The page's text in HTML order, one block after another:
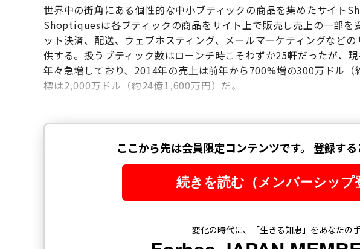
世界中の街角にある個性的な中小ブティックの商品を集めたサイト
Shoptiquesは各ブティックの商品をサイト上で販売し売上の一部を
ット決済、配送、ウェブホスティング、メールマーケティングなど
供する。扱うブティック数はローンチ時こそわずか25軒だったが、
年々急増しており、2014年の売上は前年から700%増の300万ドル
標は2,000万ドル（約24億1,600万円）だ。